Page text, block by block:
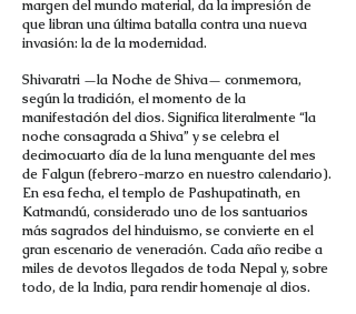
margen del mundo material, da la impresión de
que libran una última batalla contra una nueva
invasión: la de la modernidad.
Shivaratri —la Noche de Shiva— conmemora,
según la tradición, el momento de la
manifestación del dios. Significa literalmente “la
noche consagrada a Shiva” y se celebra el
decimocuarto día de la luna menguante del mes
de Falgun (febrero-marzo en nuestro calendario).
En esa fecha, el templo de Pashupatinath, en
Katmandú, considerado uno de los santuarios
más sagrados del hinduismo, se convierte en el
gran escenario de veneración. Cada año recibe a
miles de devotos llegados de toda Nepal y, sobre
todo, de la India, para rendir homenaje al dios.